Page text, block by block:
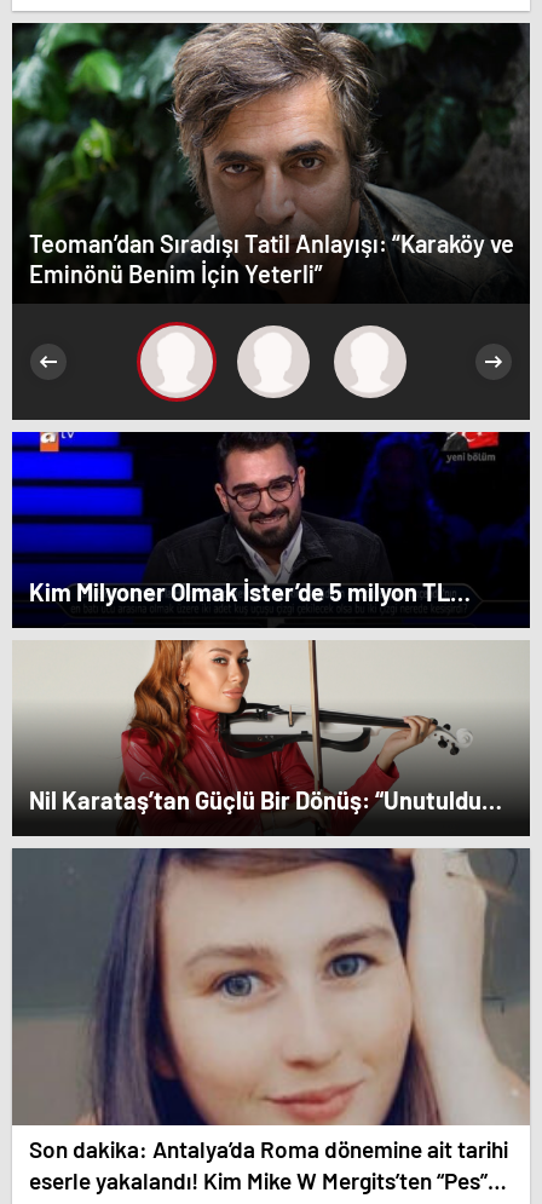
Teoman’dan Sıradışı Tatil Anlayışı: “Karaköy ve
Eminönü Benim İçin Yeterli”
Kim Milyoner Olmak İster’de 5 milyon TL
değerindeki soru açıldı!
Nil Karataş’tan Güçlü Bir Dönüş: “Unutuldun”
Yayında!
Son dakika: Antalya’da Roma dönemine ait tarihi
eserle yakalandı! Kim Mike W Mergits’ten “Pes”